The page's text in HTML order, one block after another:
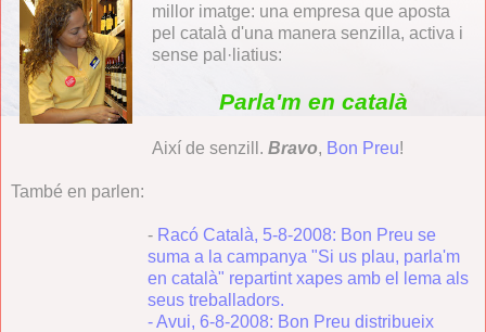
millor imatge: una empresa que aposta
pel català d'una manera senzilla, activa i
sense pal·liatius:
Parla'm en català
Així de senzill. Bravo, Bon Preu!
També en parlen:
- Racó Català, 5-8-2008: Bon Preu se
suma a la campanya "Si us plau, parla'm
en català" repartint xapes amb el lema als
seus treballadors.
- Avui, 6-8-2008: Bon Preu distribueix